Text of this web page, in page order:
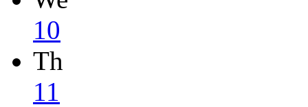
10
Th
11